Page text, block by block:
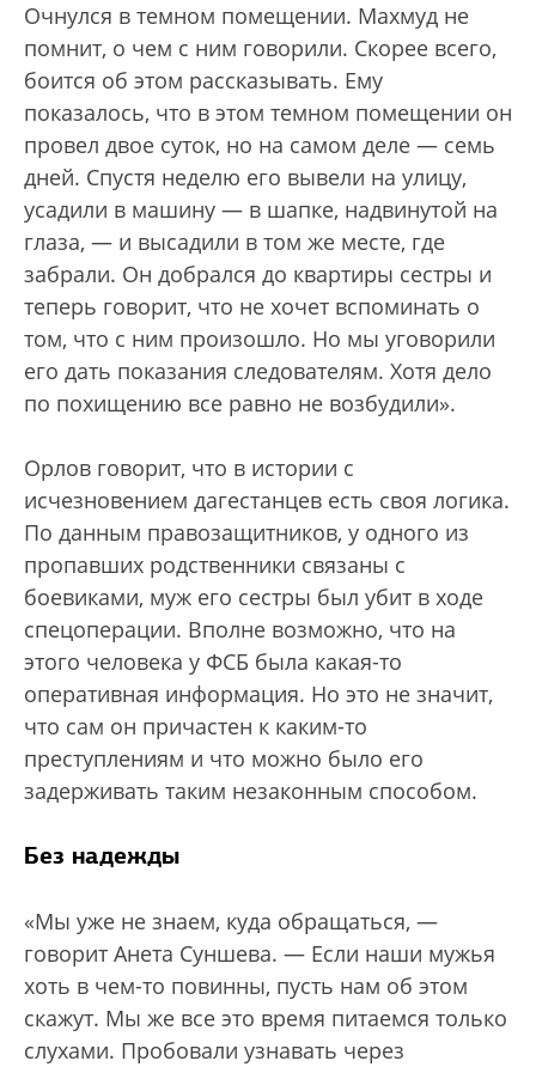
Очнулся в темном помещении. Махмуд не
помнит, о чем с ним говорили. Скорее всего,
боится об этом рассказывать. Ему
показалось, что в этом темном помещении он
провел двое суток, но на самом деле — семь
дней. Спустя неделю его вывели на улицу,
усадили в машину — в шапке, надвинутой на
глаза, — и высадили в том же месте, где
забрали. Он добрался до квартиры сестры и
теперь говорит, что не хочет вспоминать о
том, что с ним произошло. Но мы уговорили
его дать показания следователям. Хотя дело
по похищению все равно не возбудили».
Орлов говорит, что в истории с
исчезновением дагестанцев есть своя логика.
По данным правозащитников, у одного из
пропавших родственники связаны с
боевиками, муж его сестры был убит в ходе
спецоперации. Вполне возможно, что на
этого человека у ФСБ была какая-то
оперативная информация. Но это не значит,
что сам он причастен к каким-то
преступлениям и что можно было его
задерживать таким незаконным способом.
Без надежды
«Мы уже не знаем, куда обращаться, —
говорит Анета Суншева. — Если наши мужья
хоть в чем-то повинны, пусть нам об этом
скажут. Мы же все это время питаемся только
слухами. Пробовали узнавать через